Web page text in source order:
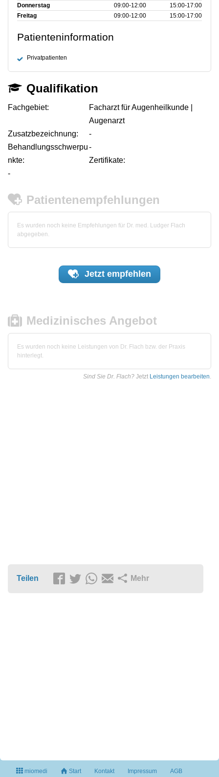
Donnerstag
09:00‑12:00
15:00‑17:00
Freitag
09:00‑12:00 15:00‑17:00
Patienteninformation
Privatpatienten
Qualifikation
Fachgebiet:
Facharzt für Augenheilkunde |
Augenarzt
Zusatzbezeichnung:
-
Behandlungsschwerpu
nkte:
-
Zertifikate:
-
Patientenempfehlungen
Es wurden noch keine Empfehlungen für Dr. med. Ludger Flach
abgegeben.
Jetzt empfehlen
Medizinisches Angebot
Es wurden noch keine Leistungen von Dr. Flach bzw. der Praxis
hinterlegt.
Sind Sie Dr. Flach? Jetzt Leistungen bearbeiten.
Teilen Mehr
miomedi Start Kontakt Impressum AGB